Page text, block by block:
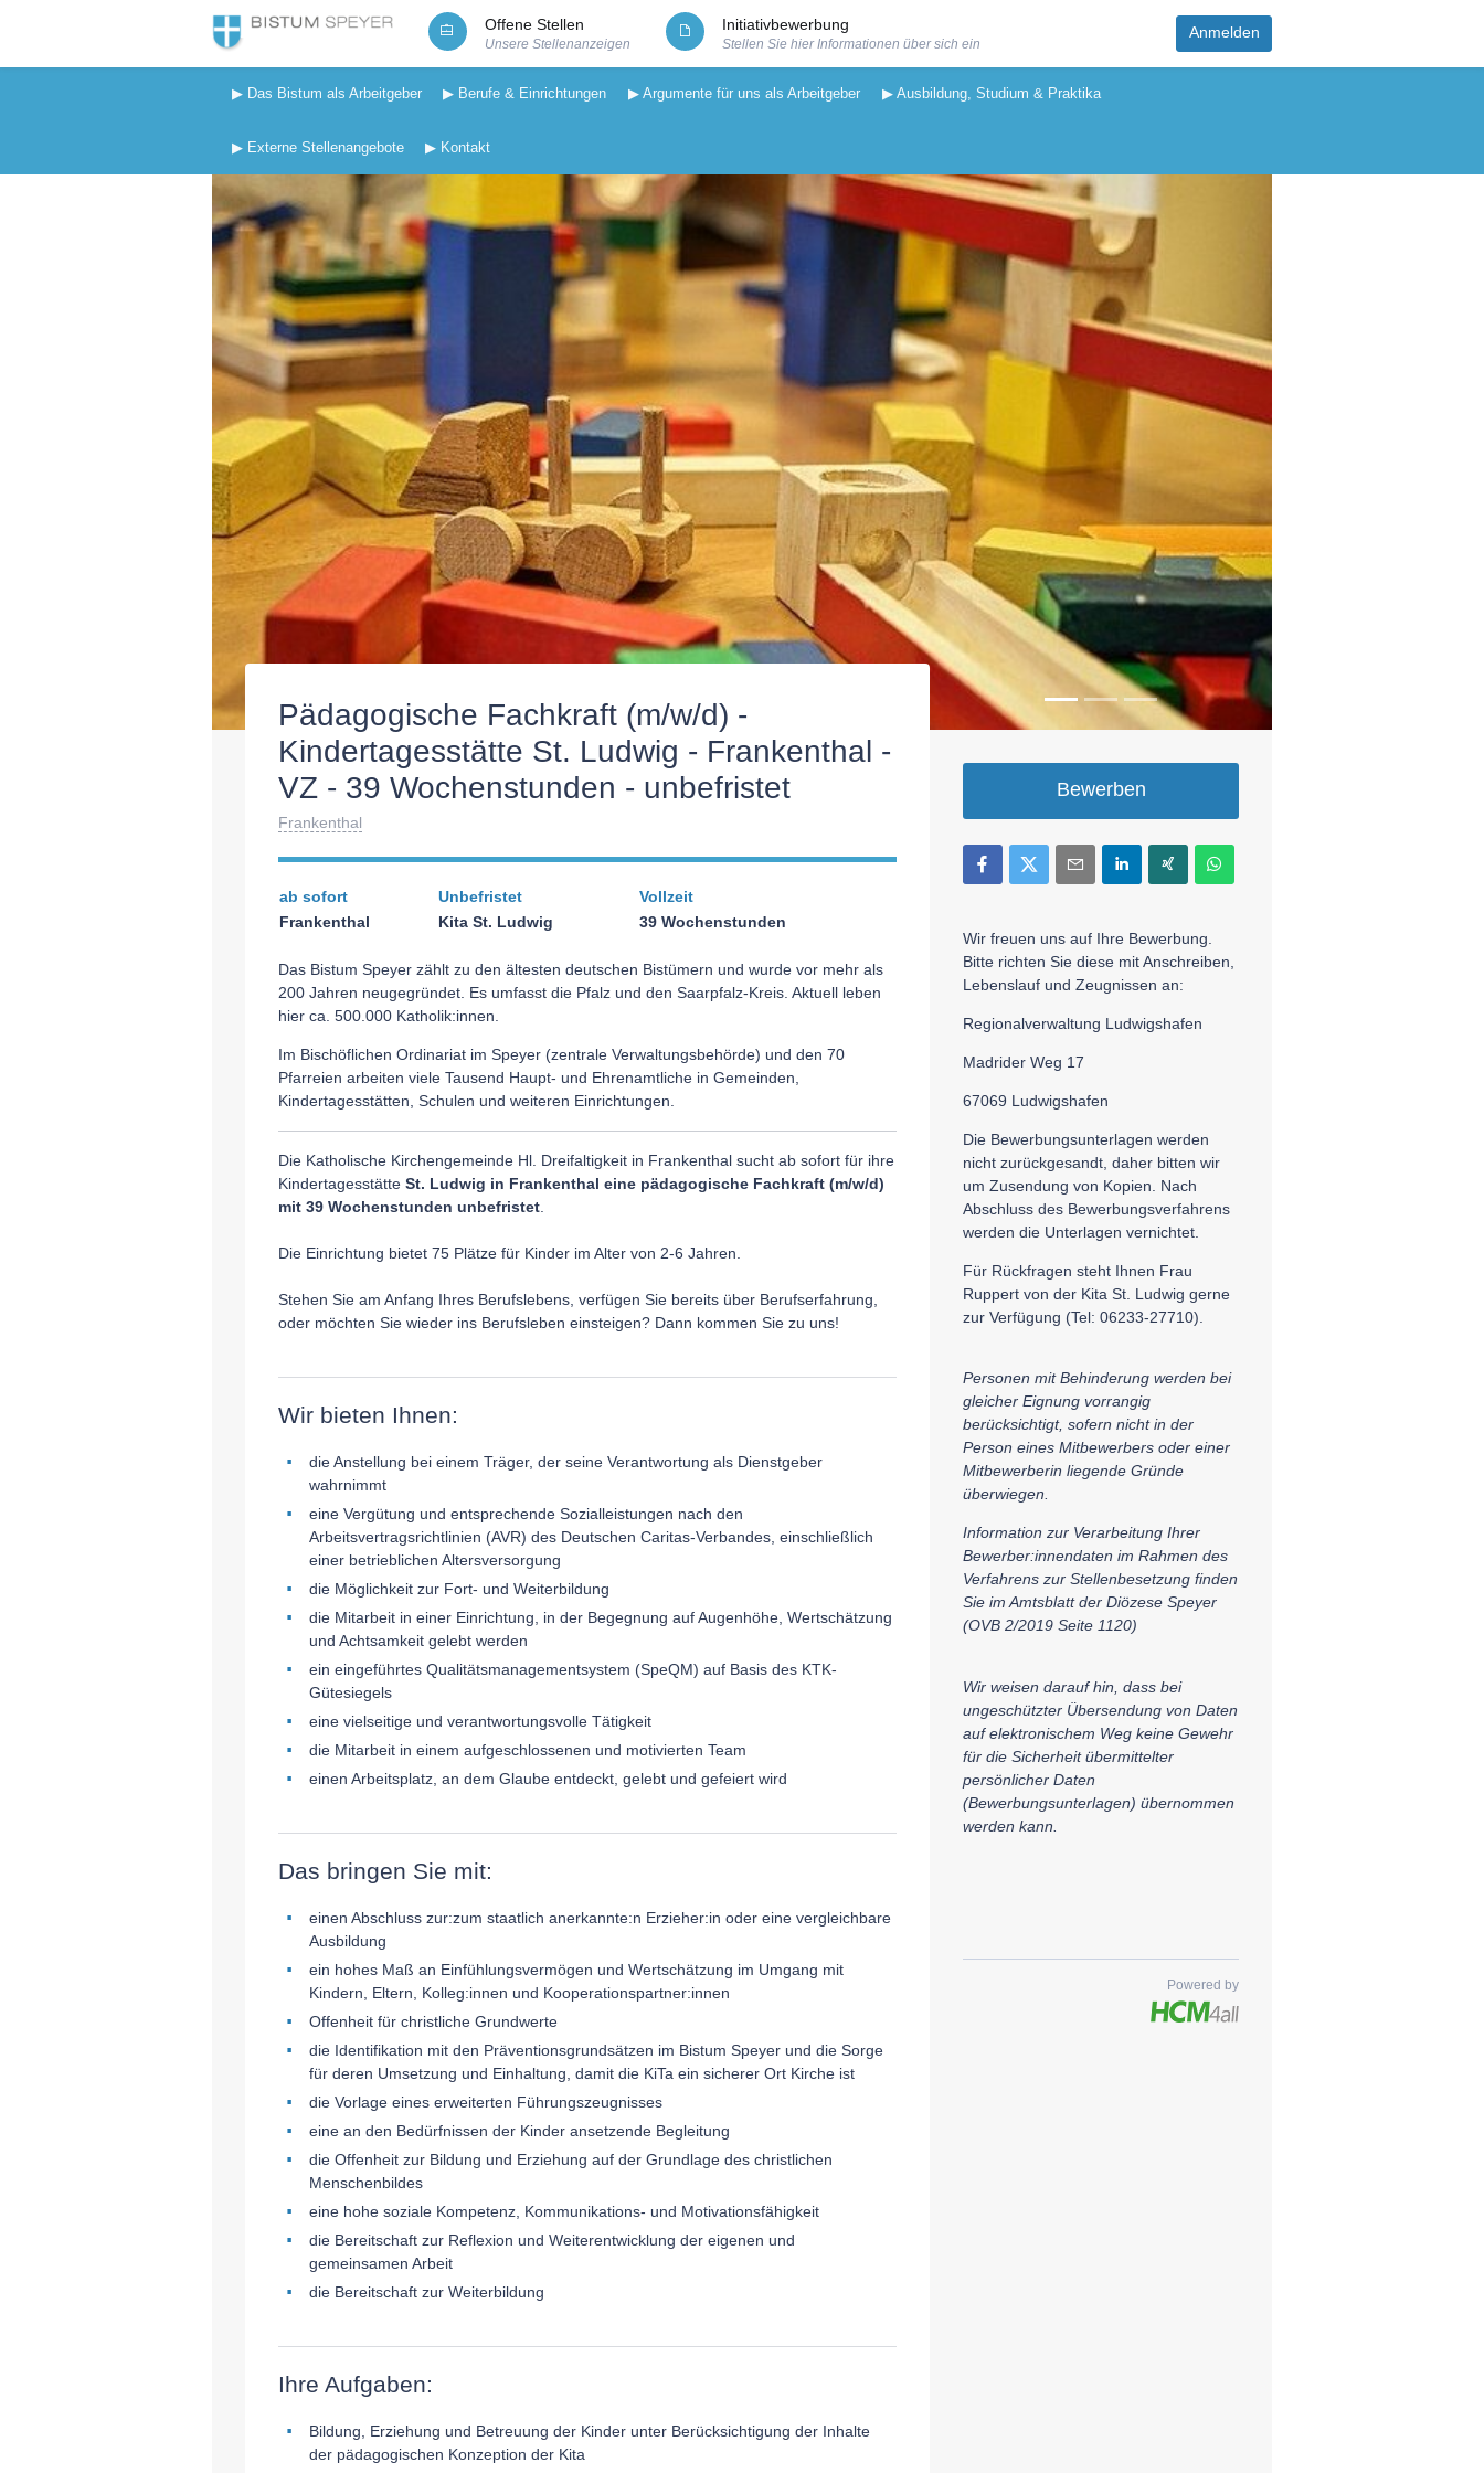
Anmelden
Offene Stellen
Unsere Stellenanzeigen
Initiativbewerbung
Stellen Sie hier Informationen über sich ein
▶ Das Bistum als Arbeitgeber ▶ Berufe & Einrichtungen ▶ Argumente für uns als Arbeitgeber ▶ Ausbildung, Studium & Praktika
▶ Externe Stellenangebote ▶ Kontakt
Pädagogische Fachkraft (m/w/d) -
Kindertagesstätte St. Ludwig - Frankenthal -
VZ - 39 Wochenstunden - unbefristet
Frankenthal
ab sofort Unbefristet
Vollzeit
Frankenthal
Kita St. Ludwig 39 Wochenstunden
Das Bistum Speyer zählt zu den ältesten deutschen Bistümern und wurde vor mehr als
200 Jahren neugegründet. Es umfasst die Pfalz und den Saarpfalz-Kreis. Aktuell leben
hier ca. 500.000 Katholik:innen.
Im Bischöflichen Ordinariat im Speyer (zentrale Verwaltungsbehörde) und den 70
Pfarreien arbeiten viele Tausend Haupt- und Ehrenamtliche in Gemeinden,
Kindertagesstätten, Schulen und weiteren Einrichtungen.
Die Katholische Kirchengemeinde Hl. Dreifaltigkeit in Frankenthal sucht ab sofort für ihre
Kindertagesstätte St. Ludwig in Frankenthal eine pädagogische Fachkraft (m/w/d)
mit 39 Wochenstunden unbefristet
Die Einrichtung bietet 75 Plätze für Kinder im Alter von 2-6 Jahren.
Stehen Sie am Anfang Ihres Berufslebens, verfügen Sie bereits über Berufserfahrung,
oder möchten Sie wieder ins Berufsleben einsteigen? Dann kommen Sie zu uns!
Wir bieten Ihnen:
die Anstellung bei einem Träger, der seine Verantwortung als Dienstgeber
wahrnimmt
eine Vergütung und entsprechende Sozialleistungen nach den
Arbeitsvertragsrichtlinien (AVR) des Deutschen Caritas-Verbandes, einschließlich
einer betrieblichen Altersversorgung
die Möglichkeit zur Fort- und Weiterbildung
die Mitarbeit in einer Einrichtung, in der Begegnung auf Augenhöhe, Wertschätzung
und Achtsamkeit gelebt werden
ein eingeführtes Qualitätsmanagementsystem (SpeQM) auf Basis des KTK-
Gütesiegels
eine vielseitige und verantwortungsvolle Tätigkeit
die Mitarbeit in einem aufgeschlossenen und motivierten Team
einen Arbeitsplatz, an dem Glaube entdeckt, gelebt und gefeiert wird
Das bringen Sie mit:
einen Abschluss zur:zum staatlich anerkannte:n Erzieher:in oder eine vergleichbare
Ausbildung
ein hohes Maß an Einfühlungsvermögen und Wertschätzung im Umgang mit
Kindern, Eltern, Kolleg:innen und Kooperationspartner:innen
Offenheit für christliche Grundwerte
die Identifikation mit den Präventionsgrundsätzen im Bistum Speyer und die Sorge
für deren Umsetzung und Einhaltung, damit die KiTa ein sicherer Ort Kirche ist
die Vorlage eines erweiterten Führungszeugnisses
eine an den Bedürfnissen der Kinder ansetzende Begleitung
die Offenheit zur Bildung und Erziehung auf der Grundlage des christlichen
Menschenbildes
eine hohe soziale Kompetenz, Kommunikations- und Motivationsfähigkeit
die Bereitschaft zur Reflexion und Weiterentwicklung der eigenen und
gemeinsamen Arbeit
die Bereitschaft zur Weiterbildung
Ihre Aufgaben:
Bildung, Erziehung und Betreuung der Kinder unter Berücksichtigung der Inhalte
der pädagogischen Konzeption der Kita
Bewerben
Wir freuen uns auf Ihre Bewerbung.
Bitte richten Sie diese mit Anschreiben,
Lebenslauf und Zeugnissen an:
Regionalverwaltung Ludwigshafen
Madrider Weg 17
67069 Ludwigshafen
Die Bewerbungsunterlagen werden
nicht zurückgesandt, daher bitten wir
um Zusendung von Kopien. Nach
Abschluss des Bewerbungsverfahrens
werden die Unterlagen vernichtet.
Für Rückfragen steht Ihnen Frau
Ruppert von der Kita St. Ludwig gerne
zur Verfügung (Tel: 06233-27710).
Personen mit Behinderung werden bei
gleicher Eignung vorrangig
berücksichtigt, sofern nicht in der
Person eines Mitbewerbers oder einer
Mitbewerberin liegende Gründe
überwiegen.
Information zur Verarbeitung Ihrer
Bewerber:innendaten im Rahmen des
Verfahrens zur Stellenbesetzung finden
Sie im Amtsblatt der Diözese Speyer
(OVB 2/2019 Seite 1120)
Wir weisen darauf hin, dass bei
ungeschützter Übersendung von Daten
auf elektronischem Weg keine Gewehr
für die Sicherheit übermittelter
persönlicher Daten
(Bewerbungsunterlagen) übernommen
werden kann.
Powered by